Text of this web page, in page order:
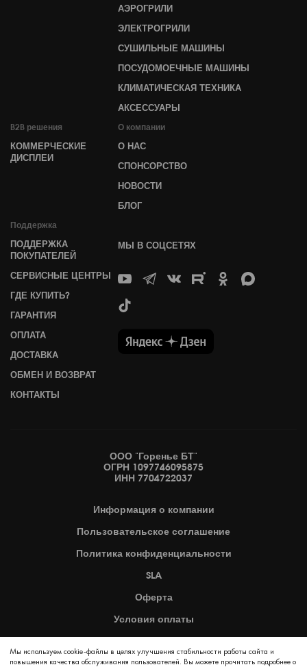
Мы используем cookie-файлы в целях улучшения стабильности работы сайта и
повышения качества обслуживания пользователей. Вы можете прочитать подробнее о
АЭРОГРИЛИ
ЭЛЕКТРОГРИЛИ
СУШИЛЬНЫЕ МАШИНЫ
ПОСУДОМОЕЧНЫЕ МАШИНЫ
КЛИМАТИЧЕСКАЯ ТЕХНИКА
АКСЕССУАРЫ
B2B решения
КОММЕРЧЕСКИЕ
ДИСПЛЕИ
О компании
О НАС
СПОНСОРСТВО
НОВОСТИ
БЛОГ
Поддержка
ПОДДЕРЖКА
ПОКУПАТЕЛЕЙ
СЕРВИСНЫЕ ЦЕНТРЫ
ГДЕ КУПИТЬ?
ГАРАНТИЯ
ОПЛАТА
ДОСТАВКА
ОБМЕН И ВОЗВРАТ
КОНТАКТЫ
МЫ В СОЦСЕТЯХ
ООО "Горенье БТ"
ОГРН 1097746095875
ИНН 7704722037
Информация о компании
Пользовательское соглашение
Политика конфиденциальности
SLA
Оферта
Условия оплаты
Карта сайта